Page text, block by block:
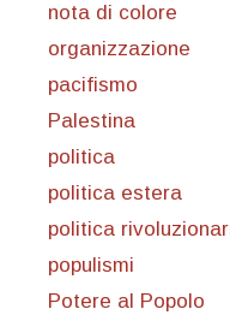
nota di colore
organizzazione
pacifismo
Palestina
politica
politica estera
politica
populismi
Potere al Popolo